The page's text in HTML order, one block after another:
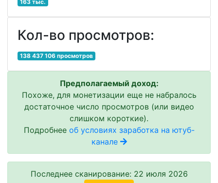
163 тыс.
Кол-во просмотров:
138 437 106 просмотров
Предполагаемый доход:
Похоже, для монетизации еще не набралось
достаточное число просмотров (или видео
слишком короткие).
Подробнее об условиях заработка на ютуб-
канале
Последнее сканирование: 22 июля 2026